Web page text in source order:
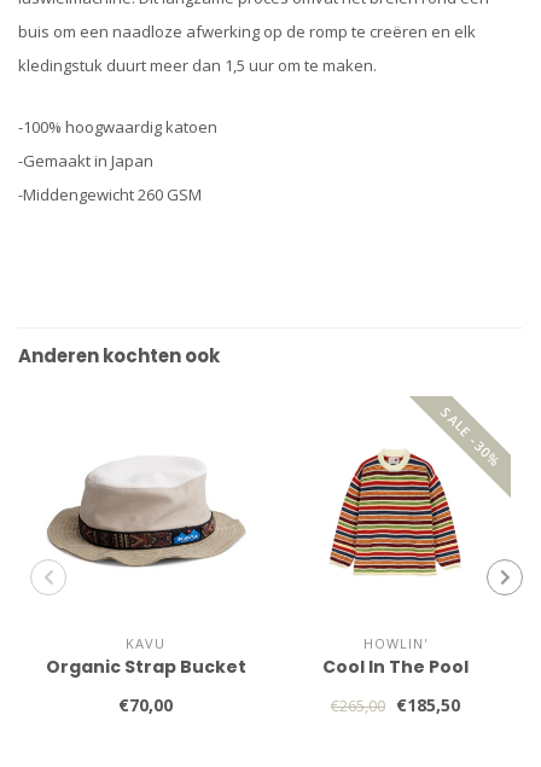
buis om een naadloze afwerking op de romp te creëren en elk
kledingstuk duurt meer dan 1,5 uur om te maken.
-100% hoogwaardig katoen
-Gemaakt in Japan
-Middengewicht 260 GSM
Anderen kochten ook
KAVU
Organic Strap Bucket
€70,00
SALE -30%
HOWLIN'
Cool In The Pool
€265,00 €185,50